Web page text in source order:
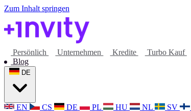
Zum Inhalt springen
Persönlich Unternehmen Kredite Turbo Kauf
Blog
EN CS DE PL HU NL SV